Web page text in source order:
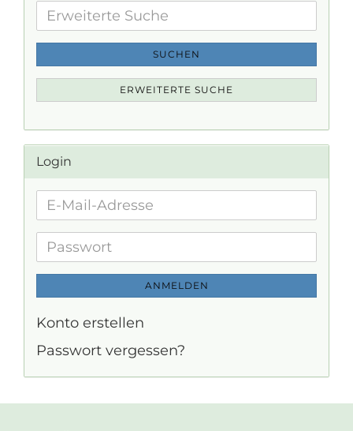
Erweiterte
Suche
SUCHEN
ERWEITERTE SUCHE
Login
E-
Adresse
Passwort
ANMELDEN
Konto erstellen
Passwort vergessen?